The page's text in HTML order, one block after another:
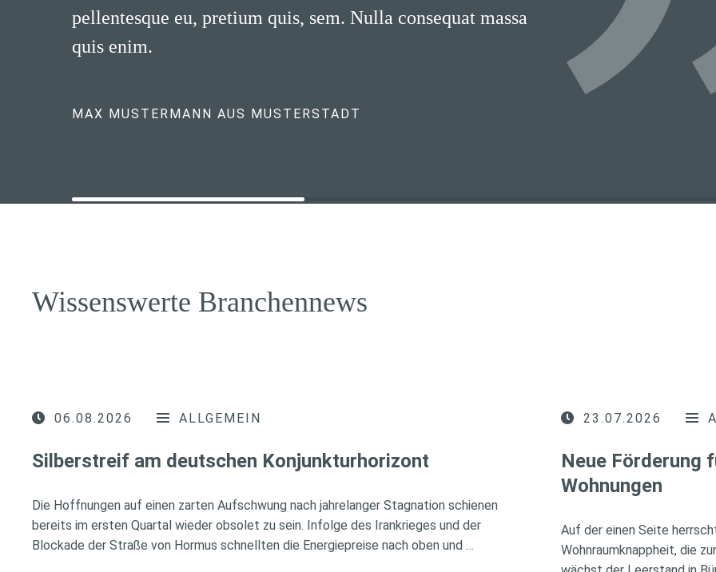
pellentesque eu, pretium quis, sem. Nulla consequat massa
quis enim.
MAX MUSTERMANN AUS MUSTERSTADT
Wissenswerte Branchennews
06.08.2026 ALLGEMEIN
Silberstreif am deutschen Konjunkturhorizont
Die Hoffnungen auf einen zarten Aufschwung nach jahrelanger Stagnation schienen
bereits im ersten Quartal wieder obsolet zu sein. Infolge des Irankrieges und der
Blockade der Straße von Hormus schnellten die Energiepreise nach oben und …
23.07.2026
Neue Förderung
Wohnungen
Auf der einen Seite
Wohnraumknappheit, die